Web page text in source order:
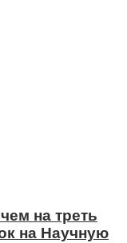
на треть
на Научную